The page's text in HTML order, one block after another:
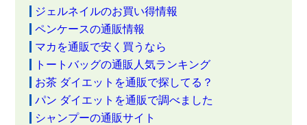
ジェルネイルのお買い得情報
ペンケースの通販情報
マカを通販で安く買うなら
トートバッグの通販人気ランキング
お茶 ダイエットを通販で探してる？
パン ダイエットを通販で調べました
シャンプーの通販サイト